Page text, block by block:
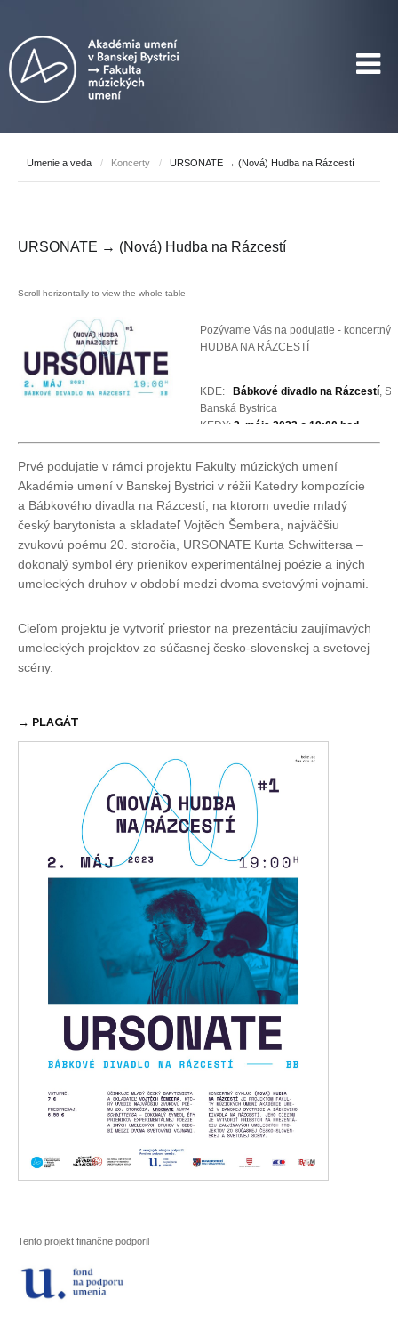
Umenie a veda / Koncerty / URSONATE → (Nová) Hudba na Rázcestí
URSONATE → (Nová) Hudba na Rázcestí
Pozývame Vás na podujatie - koncertný
HUDBA NA RÁZCESTÍ
KDE: Bábkové divadlo na Rázcestí,
Banská Bystrica
KEDY: 2. mája 2023 o 19:00 hod.
VSTUPNÉ:7 €, predpredaj:6,50 €
Prvé podujatie v rámci projektu Fakulty múzických umení
Akadémie umení v Banskej Bystrici v réžii Katedry kompozície
a Bábkového divadla na Rázcestí, na ktorom uvedie mladý
český barytonista a skladateľ Vojtěch Šembera, najväčšiu
zvukovú poému 20. storočia, URSONATE Kurta Schwittersa –
dokonalý symbol éry prienikov experimentálnej poézie a iných
umeleckých druhov v období medzi dvoma svetovými vojnami.
Cieľom projektu je vytvoriť priestor na prezentáciu zaujímavých
umeleckých projektov zo súčasnej česko-slovenskej a svetovej
scény.
→ PLAGÁT
Tento projekt finančne podporil